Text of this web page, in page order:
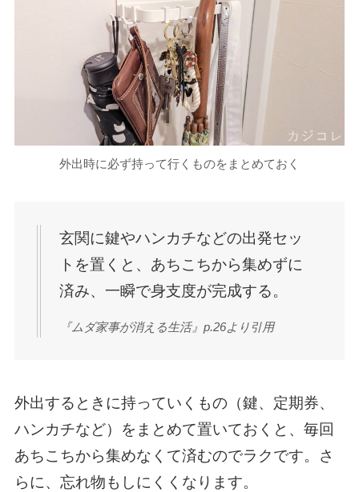
外出時に必ず持って行くものをまとめておく
玄関に鍵やハンカチなどの出発セッ
トを置くと、あちこちから集めずに
済み、一瞬で身支度が完成する。
『ムダ家事が消える生活』p.26より引用
外出するときに持っていくもの（鍵、定期券、
ハンカチなど）をまとめて置いておくと、毎回
あちこちから集めなくて済むのでラクです。さ
らに、忘れ物もしにくくなります。